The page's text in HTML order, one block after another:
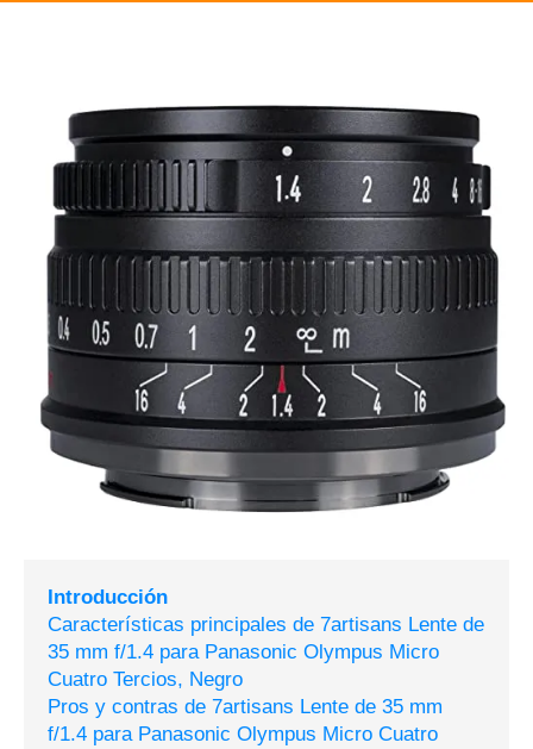
Introducción
Características principales de 7artisans Lente de
35 mm f/1.4 para Panasonic Olympus Micro
Cuatro Tercios, Negro
Pros y contras de 7artisans Lente de 35 mm
f/1.4 para Panasonic Olympus Micro Cuatro